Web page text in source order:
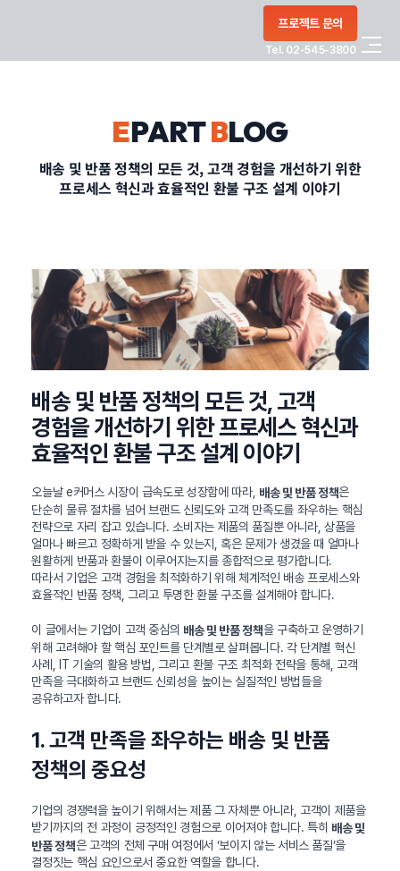
프로젝트 문의
Tel. 02-545-3800
PORTFOLIO
CONTACT
정부지원사업
EPARTBLOG
배송 및 반품 정책의 모든 것, 고객 경험을 개선하기 위한
프로세스 혁신과 효율적인 환불 구조 설계 이야기
배송 및 반품 정책의 모든 것, 고객
경험을 개선하기 위한 프로세스 혁신과
효율적인 환불 구조 설계 이야기
오늘날 e커머스 시장이 급속도로 성장함에 따라, 배송 및 반품 정책은
단순히 물류 절차를 넘어 브랜드 신뢰도와 고객 만족도를 좌우하는 핵심
전략으로 자리 잡고 있습니다. 소비자는 제품의 품질뿐 아니라, 상품을
얼마나 빠르고 정확하게 받을 수 있는지, 혹은 문제가 생겼을 때 얼마나
원활하게 반품과 환불이 이루어지는지를 종합적으로 평가합니다.
따라서 기업은 고객 경험을 최적화하기 위해 체계적인 배송 프로세스와
효율적인 반품 정책, 그리고 투명한 환불 구조를 설계해야 합니다.
이 글에서는 기업이 고객 중심의 배송 및 반품 정책을 구축하고 운영하기
위해 고려해야 할 핵심 포인트를 단계별로 살펴봅니다. 각 단계별 혁신
사례, IT 기술의 활용 방법, 그리고 환불 구조 최적화 전략을 통해, 고객
만족을 극대화하고 브랜드 신뢰성을 높이는 실질적인 방법들을
공유하고자 합니다.
1. 고객 만족을 좌우하는 배송 및 반품
정책의 중요성
기업의 경쟁력을 높이기 위해서는 제품 그 자체뿐 아니라, 고객이 제품을
받기까지의 전 과정이 긍정적인 경험으로 이어져야 합니다. 특히 배송 및
반품 정책은 고객의 전체 구매 여정에서 ‘보이지 않는 서비스 품질’을
결정짓는 핵심 요인으로서 중요한 역할을 합니다.